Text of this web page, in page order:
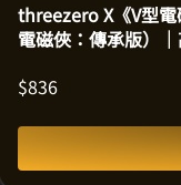
threezero X《V型
電磁俠：傳承版）
$836